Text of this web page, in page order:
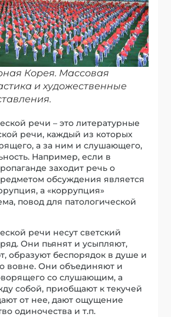
Корея. Массовая
и художественные
речи – это литературные
речи, каждый из которых
а за ним и слушающего,
Например, если в
заходит речь о
обсуждения является
а «коррупция»
повод для патологической
речи несут светский
Они пьянят и усыпляют,
образуют беспорядок в душе и
вовне. Они объединяют и
со слушающим, а
собой, приобщают к текучей
от нее, дают ощущение
одиночества и т.п.